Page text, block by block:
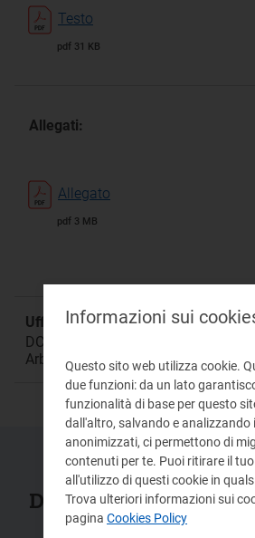
Testo
pdf 31 KB
Allegati:
Allegato
pdf 3 MB
Ufficio responsabile:
DCCA Direzione Consumatori,
Arbitrati
Documenti collegati
Informazioni sui
Questo sito web utilizza cookie.
due funzioni: da un lato
funzionalità di base per questo
dall'altro, salvando e analizzando
anonimizzati, ci permettono di
contenuti per te. Puoi ritirare il
all'utilizzo di questi cookie in
Trova ulteriori informazioni sui
pagina Cookies Policy